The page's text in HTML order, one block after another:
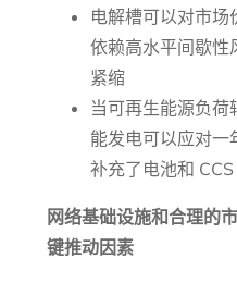
电解槽可以对市
依赖高水平间歇性
紧缩
当可再生能源负
能发电可以应对一
补充了电池和 CCS
网络基础设施和合理的
键推动因素